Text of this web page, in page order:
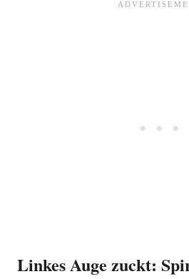
Linkes Auge zuckt: